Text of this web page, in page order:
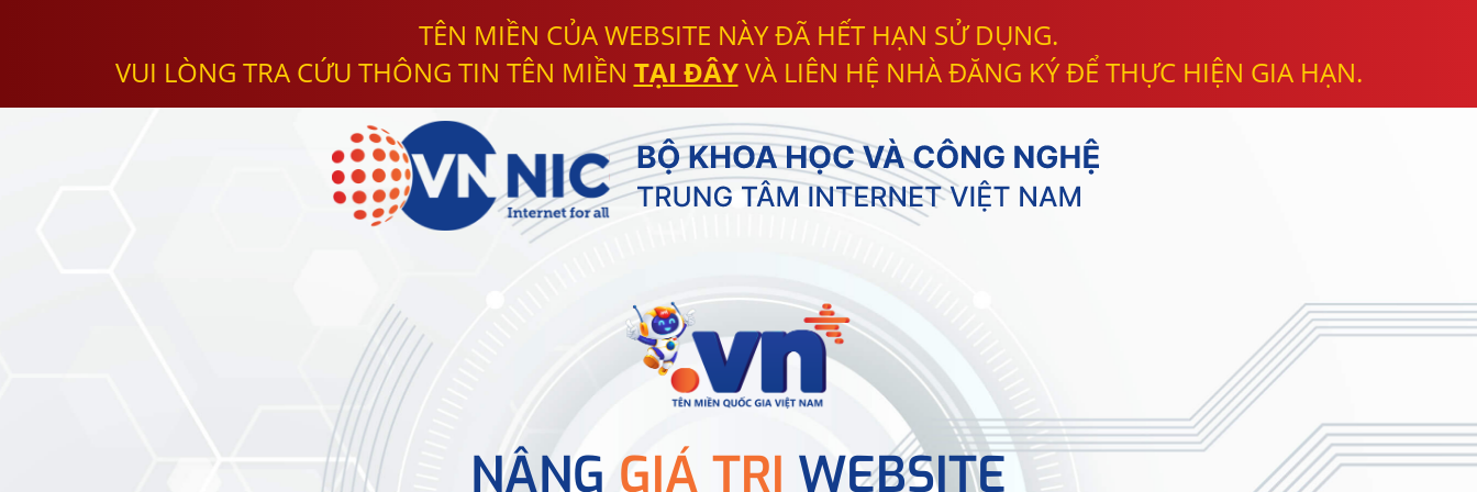
TÊN MIỀN CỦA WEBSITE NÀY ĐÃ HẾT HẠN SỬ DỤNG.
VUI LÒNG TRA CỨU THÔNG TIN TÊN MIỀN TẠI ĐÂYVÀ LIÊN HỆ NHÀ ĐĂNG KÝ ĐỂ THỰC HIỆN GIA HẠN.
NÂNG GIÁ TRỊ WEBSITE